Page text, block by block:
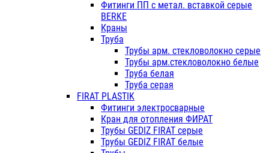
Фитинги ПП с метал. вставкой серые
BERKE
Краны
Труба
Трубы арм. стекловолокно серые
Трубы арм.стекловолокно белые
Труба белая
Труба серая
FIRAT PLASTIK
Фитинги электросварные
Кран для отопления ФИРАТ
Трубы GEDIZ FIRAT серые
Трубы GEDIZ FIRAT белые